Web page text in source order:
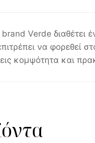
Verde
να φορεθεί
κομψότητα και